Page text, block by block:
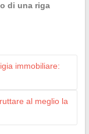
di una riga
immobiliare:
al meglio la